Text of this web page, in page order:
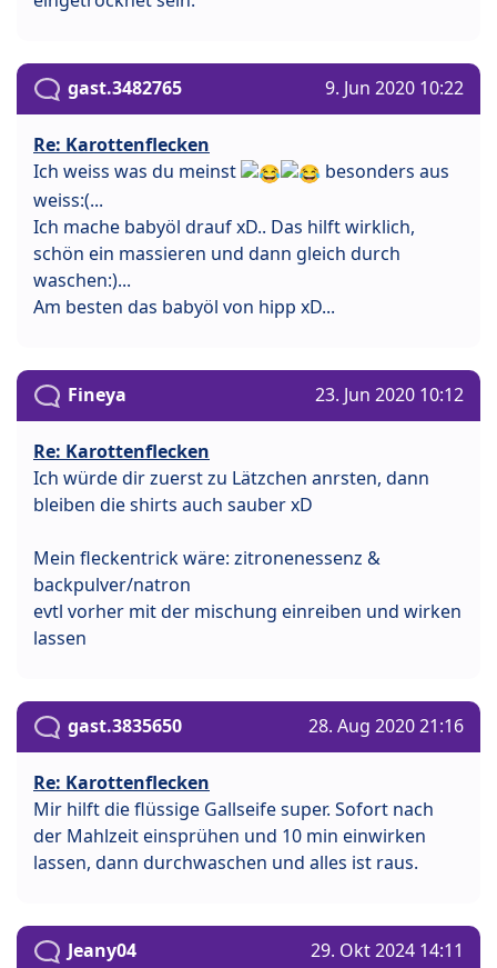
gast.3482765 9. Jun 2020 10:22
Re: Karottenflecken
Ich weiss was du meinst
besonders aus
weiss:(...
Ich mache babyöl drauf xD.. Das hilft wirklich,
schön ein massieren und dann gleich durch
waschen:)...
Am besten das babyöl von hipp xD...
Fineya 23. Jun 2020 10:12
Re: Karottenflecken
Ich würde dir zuerst zu Lätzchen anrsten, dann
bleiben die shirts auch sauber xD
Mein fleckentrick wäre: zitronenessenz &
backpulver/natron
evtl vorher mit der mischung einreiben und wirken
lassen
gast.3835650 28. Aug 2020 21:16
Re: Karottenflecken
Mir hilft die flüssige Gallseife super. Sofort nach
der Mahlzeit einsprühen und 10 min einwirken
lassen, dann durchwaschen und alles ist raus.
Jeany04 29. Okt 2024 14:11